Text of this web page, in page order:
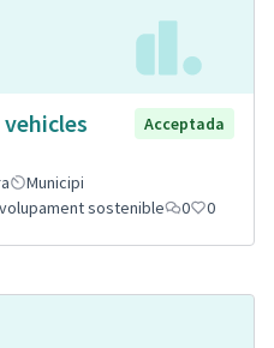
Acceptada
Municipi
sostenible
0 0